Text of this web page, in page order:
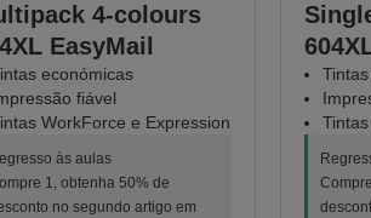
4-colours
EasyMail
económicas
fiável
WorkForce e Expression
às aulas
1, obtenha 50% de
no segundo artigo em